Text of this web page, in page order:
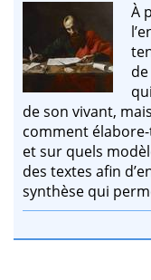
À
de son vivant,
comment
et sur quels
des textes afin
synthèse qui